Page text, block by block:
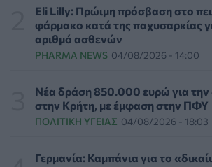
ΕΠΙΚΑΙΡΌΤΗΤΑ 06/08/2026 - 20:22
Πρωτοποριακή ενδομήτρια επέμβαση
των ΗΠΑ έσωσε έμβρυο με σπάνια
ΗΠΑ: Επιτροπή της Γερουσίας
διώξεων σε βάρος του Άντονι Φάουτσι
Eli Lilly: Πρώιμη πρόσβαση στο
φάρμακο κατά της παχυσαρκίας
αριθμό ασθενών
PHARMA NEWS 04/08/2026 - 14:00
Νέα δράση 850.000 ευρώ για την
στην Κρήτη, με έμφαση στην ΠΦΥ
ΠΟΛΙΤΙΚΉ ΥΓΕΊΑΣ 04/08/2026 - 18:03
Γερμανία: Καμπάνια για το